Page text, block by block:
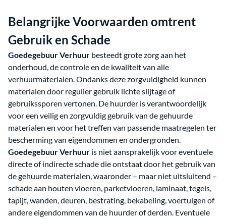
Belangrijke Voorwaarden omtrent
Gebruik en Schade
Goedegebuur Verhuur besteedt grote zorg aan het
onderhoud, de controle en de kwaliteit van alle
verhuurmaterialen. Ondanks deze zorgvuldigheid kunnen
materialen door regulier gebruik lichte slijtage of
gebruikssporen vertonen. De huurder is verantwoordelijk
voor een veilig en zorgvuldig gebruik van de gehuurde
materialen en voor het treffen van passende maatregelen ter
bescherming van eigendommen en ondergronden.
Goedegebuur Verhuur is niet aansprakelijk voor eventuele
directe of indirecte schade die ontstaat door het gebruik van
de gehuurde materialen, waaronder – maar niet uitsluitend –
schade aan houten vloeren, parketvloeren, laminaat, tegels,
tapijt, wanden, deuren, bestrating, bekabeling, voertuigen of
andere eigendommen van de huurder of derden. Eventuele